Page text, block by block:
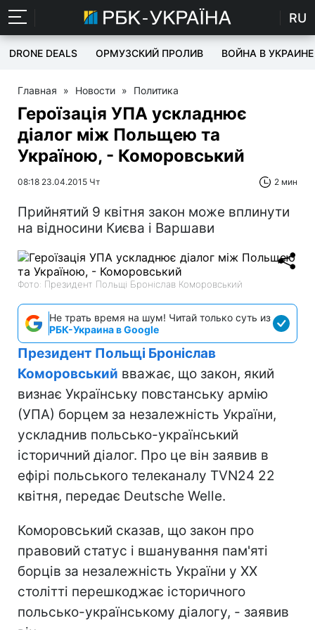
RU
DRONE DEALS ОРМУЗСКИЙ ПРОЛИВ ВОЙНА В УКРАИНЕ
Главная » Новости » Политика
Героїзація УПА ускладнює
діалог між Польщею та
Україною, - Коморовський
08:18 23.04.2015 Чт 2 мин
Прийнятий 9 квітня закон може вплинути
на відносини Києва і Варшави
Фото: Президент Польщі Броніслав Коморовський
Не трать время на шум! Читай только суть из
РБК-Украина в Google
Президент Польщі Броніслав
Коморовський вважає, що закон, який
визнає Українську повстанську армію
(УПА) борцем за незалежність України,
ускладнив польсько-український
історичний діалог. Про це він заявив в
ефірі польського телеканалу TVN24 22
квітня, передає Deutsche Welle.
Коморовський сказав, що закон про
правовий статус і вшанування пам'яті
борців за незалежність України у XX
столітті перешкоджає історичного
польсько-українському діалогу, - заявив